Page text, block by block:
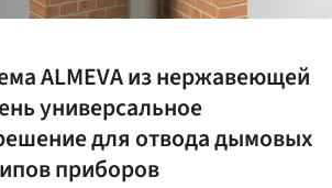
ALMEVA из нержавеющей
универсальное
для отвода дымовых
приборов